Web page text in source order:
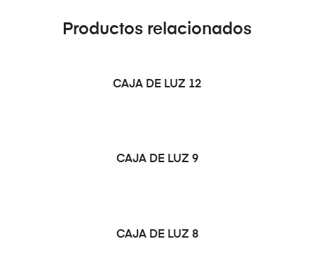
Productos relacionados
LEER MÁS
CAJA DE LUZ 12
LEER MÁS
CAJA DE LUZ 9
LEER MÁS
CAJA DE LUZ 8